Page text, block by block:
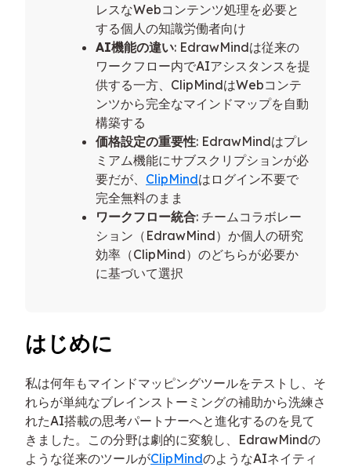
レスなWebコンテンツ処理を必要と
する個人の知識労働者向け
AI機能の違い: EdrawMindは従来の
ワークフロー内でAIアシスタンスを提
供する一方、ClipMindはWebコンテ
ンツから完全なマインドマップを自動
構築する
価格設定の重要性: EdrawMindはプレ
ミアム機能にサブスクリプションが必
要だが、 ClipMindはログイン不要で
完全無料のまま
ワークフロー統合: チームコラボレー
ション（EdrawMind）か個人の研究
効率（ClipMind）のどちらが必要か
に基づいて選択
はじめに
私は何年もマインドマッピングツールをテストし、そ
れらが単純なブレインストーミングの補助から洗練さ
れたAI搭載の思考パートナーへと進化するのを見て
きました。この分野は劇的に変貌し、EdrawMindの
ような従来のツールがClipMindのようなAIネイティ